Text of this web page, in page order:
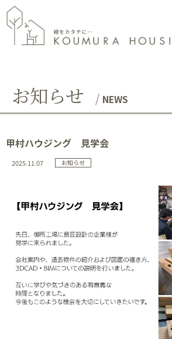
お知らせ NEWS
甲村ハウジング 見学会
2025.11.07 お知らせ